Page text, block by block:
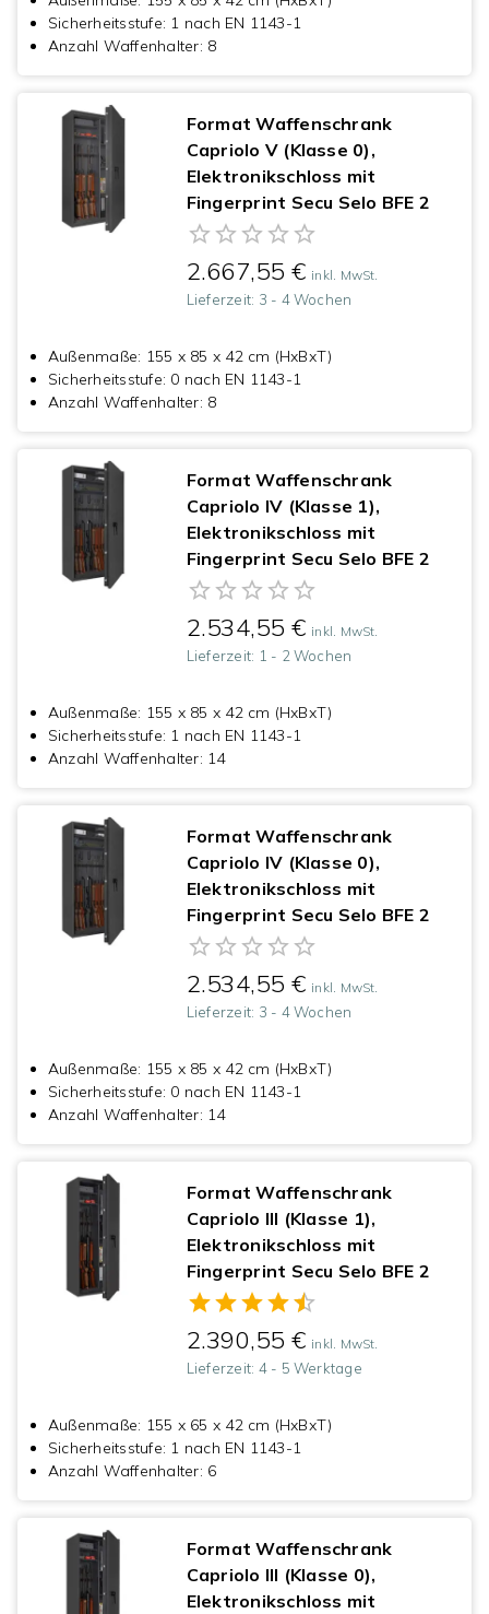
Sicherheitsstufe: 1 nach EN 1143-1
Anzahl Waffenhalter: 8
Format Waffenschrank
Capriolo V (Klasse 0),
Elektronikschloss mit
Fingerprint Secu Selo BFE 2
2.667,55 € inkl. MwSt.
Lieferzeit: 3 - 4 Wochen
Außenmaße: 155 x 85 x 42 cm (HxBxT)
Sicherheitsstufe: 0 nach EN 1143-1
Anzahl Waffenhalter: 8
Format Waffenschrank
Capriolo IV (Klasse 1),
Elektronikschloss mit
Fingerprint Secu Selo BFE 2
2.534,55 € inkl. MwSt.
Lieferzeit: 1 - 2 Wochen
Außenmaße: 155 x 85 x 42 cm (HxBxT)
Sicherheitsstufe: 1 nach EN 1143-1
Anzahl Waffenhalter: 14
Format Waffenschrank
Capriolo IV (Klasse 0),
Elektronikschloss mit
Fingerprint Secu Selo BFE 2
2.534,55 € inkl. MwSt.
Lieferzeit: 3 - 4 Wochen
Außenmaße: 155 x 85 x 42 cm (HxBxT)
Sicherheitsstufe: 0 nach EN 1143-1
Anzahl Waffenhalter: 14
Format Waffenschrank
Capriolo III (Klasse 1),
Elektronikschloss mit
Fingerprint Secu Selo BFE 2
2.390,55 € inkl. MwSt.
Lieferzeit: 4 - 5 Werktage
Außenmaße: 155 x 65 x 42 cm (HxBxT)
Sicherheitsstufe: 1 nach EN 1143-1
Anzahl Waffenhalter: 6
Format Waffenschrank
Capriolo III (Klasse 0),
Elektronikschloss mit